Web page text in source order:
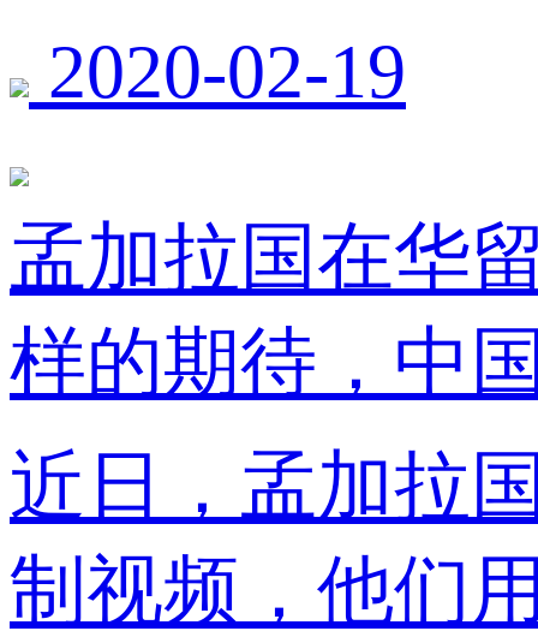
2020-02-19
孟加拉国在华
样的期待，中
近日，孟加拉
制视频，他们